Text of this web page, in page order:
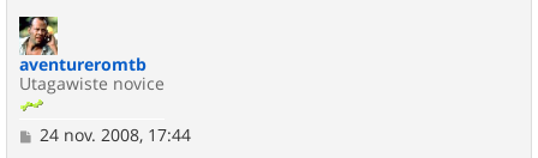
aventureromtb
Utagawiste novice
M
24 nov. 2008, 17:44